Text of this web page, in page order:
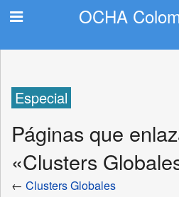
OCHA
Especial
Páginas que
«Clusters
← Clusters Globales